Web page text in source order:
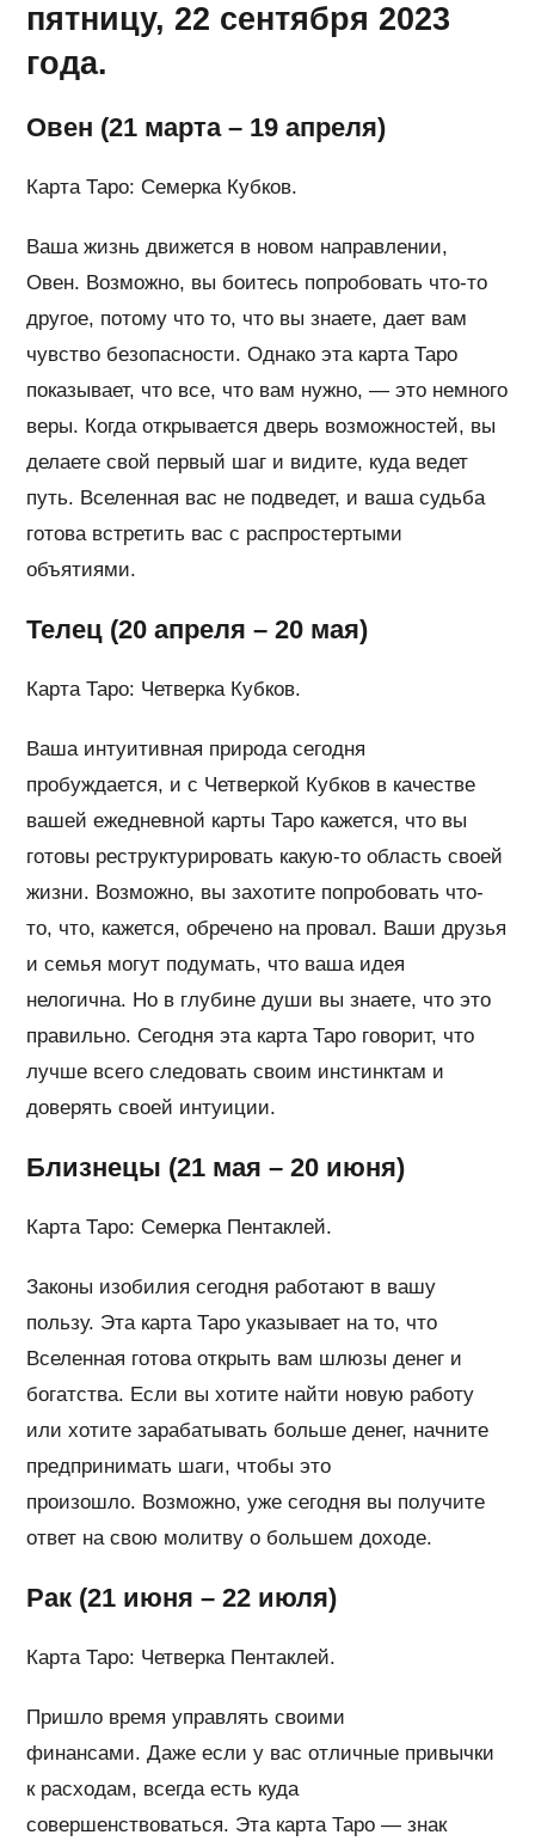
пятницу, 22 сентября 2023
года.
Овен (21 марта – 19 апреля)
Карта Таро: Семерка Кубков.
Ваша жизнь движется в новом направлении,
Овен. Возможно, вы боитесь попробовать что-то
другое, потому что то, что вы знаете, дает вам
чувство безопасности. Однако эта карта Таро
показывает, что все, что вам нужно, — это немного
веры. Когда открывается дверь возможностей, вы
делаете свой первый шаг и видите, куда ведет
путь. Вселенная вас не подведет, и ваша судьба
готова встретить вас с распростертыми
объятиями.
Телец (20 апреля – 20 мая)
Карта Таро: Четверка Кубков.
Ваша интуитивная природа сегодня
пробуждается, и с Четверкой Кубков в качестве
вашей ежедневной карты Таро кажется, что вы
готовы реструктурировать какую-то область своей
жизни. Возможно, вы захотите попробовать что-
то, что, кажется, обречено на провал. Ваши друзья
и семья могут подумать, что ваша идея
нелогична. Но в глубине души вы знаете, что это
правильно. Сегодня эта карта Таро говорит, что
лучше всего следовать своим инстинктам и
доверять своей интуиции.
Близнецы (21 мая – 20 июня)
Карта Таро: Семерка Пентаклей.
Законы изобилия сегодня работают в вашу
пользу. Эта карта Таро указывает на то, что
Вселенная готова открыть вам шлюзы денег и
богатства. Если вы хотите найти новую работу
или хотите зарабатывать больше денег, начните
предпринимать шаги, чтобы это
произошло. Возможно, уже сегодня вы получите
ответ на свою молитву о большем доходе.
Рак (21 июня – 22 июля)
Карта Таро: Четверка Пентаклей.
Пришло время управлять своими
финансами. Даже если у вас отличные привычки
к расходам, всегда есть куда
совершенствоваться. Эта карта Таро — знак